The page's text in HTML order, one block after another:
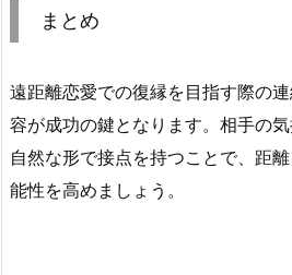
まとめ
遠距離恋愛での復縁を目指す際の
容が成功の鍵となります。相手の気
自然な形で接点を持つことで、距
能性を高めましょう。